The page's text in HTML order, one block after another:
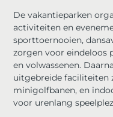
De vakantieparken
activiteiten en
sporttoernooien,
zorgen voor eindeloos
en volwassenen.
uitgebreide faciliteiten
minigolfbanen, en
voor urenlang